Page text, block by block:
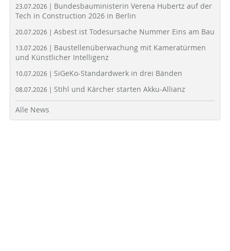
23.07.2026 | Bundesbauministerin Verena Hubertz auf der
Tech in Construction 2026 in Berlin
20.07.2026 | Asbest ist Todesursache Nummer Eins am Bau
13.07.2026 | Baustellenüberwachung mit Kameratürmen
und Künstlicher Intelligenz
10.07.2026 | SiGeKo-Standardwerk in drei Bänden
08.07.2026 | Stihl und Kärcher starten Akku-Allianz
Alle News